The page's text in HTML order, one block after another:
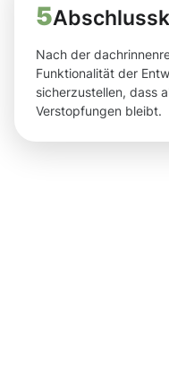
5
Nach der
Funktionalität der
sicherzustellen, dass
Verstopfungen bleibt.